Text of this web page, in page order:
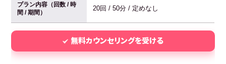
プラン内容（回数 / 時
間 / 期間）
20回 / 50分 / 定めなし
無料カウンセリングを受ける